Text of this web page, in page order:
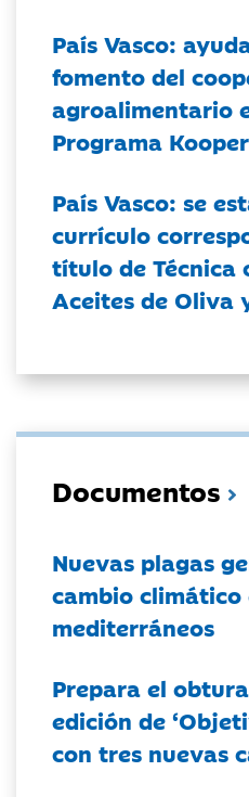
País Vasco:
fomento del
agroalimentario
Programa
País Vasco: se
currículo
título de Técnica
Aceites de Oliva
Documentos
Nuevas plagas
cambio
mediterráneos
Prepara el
edición de
con tres nuevas